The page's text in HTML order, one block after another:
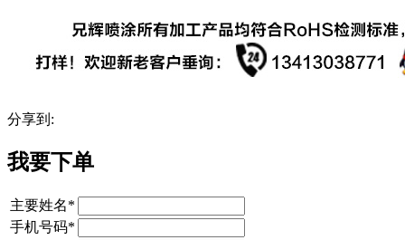
分享到:
我要下单
主要姓名*
手机号码*